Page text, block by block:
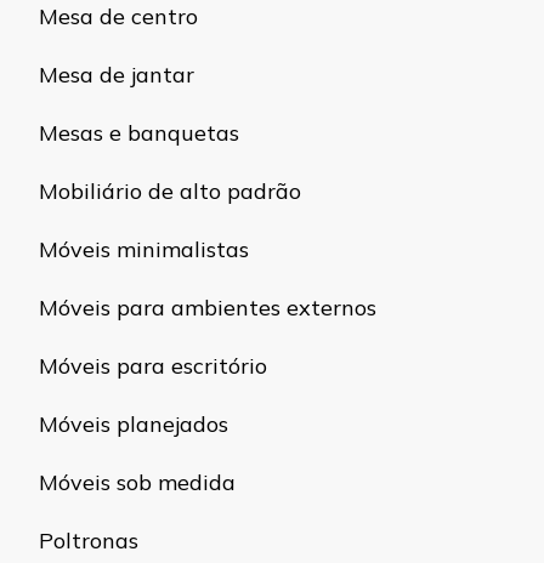
Mesa de centro
Mesa de jantar
Mesas e banquetas
Mobiliário de alto padrão
Móveis minimalistas
Móveis para ambientes externos
Móveis para escritório
Móveis planejados
Móveis sob medida
Poltronas